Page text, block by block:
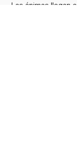
Las ánimas llegan